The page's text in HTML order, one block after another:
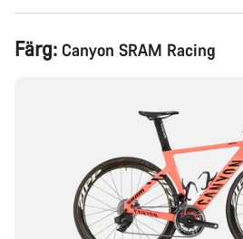
Produktkonfiguration
Färg: Canyon SRAM Racing